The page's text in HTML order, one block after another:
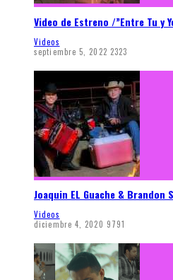
Video de Estreno /”Entre Tu y
Videos
septiembre 5, 2022 2323
Joaquin EL Guache & Brandon
Videos
diciembre 4, 2020 9791